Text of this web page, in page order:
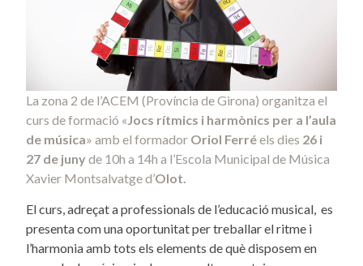
La zona 2 de l’ACEM (Província de Girona) organitza el
curs de formació «Jocs rítmics i harmònics per a l’aula
de música» amb el formador Oriol Ferréels dies 26 i
27 de junyde 10h a 14h a l’Escola Municipal de Música
Xavier Montsalvatge d’Olot.
El curs, adreçat a professionals de l’educació musical, es
presenta com una oportunitat per treballar el ritme i
l’harmonia amb tots els elements de què disposem en